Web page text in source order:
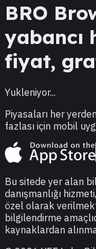
BRO
yabancı
fiyat,
Yukleniyor...
Piyasaları her
fazlası için mobil
Bu sitede yer alan
danışmanlığı
özel olarak
bilgilendirme
kaynaklardan